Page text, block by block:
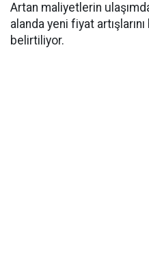
Artan maliyetlerin
alanda yeni fiyat
belirtiliyor.